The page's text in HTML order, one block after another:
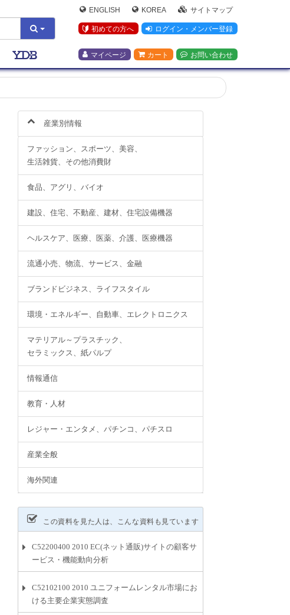
ENGLISH KOREA サイトマップ
初めての方へ ログイン・メンバー登録
マイページ カート お問い合わせ
産業別情報
ファッション、スポーツ、美容、
生活雑貨、その他消費財
食品、アグリ、バイオ
建設、住宅、不動産、建材、住宅設備機器
ヘルスケア、医療、医薬、介護、医療機器
流通小売、物流、サービス、金融
ブランドビジネス、ライフスタイル
環境・エネルギー、自動車、エレクトロニクス
マテリアル～プラスチック、
セラミックス、紙パルプ
情報通信
教育・人材
レジャー・エンタメ、パチンコ、パチスロ
産業全般
海外関連
この資料を見た人は、こんな資料も見ています
C52200400 2010 EC(ネット通販)サイトの顧客サ
ービス・機能動向分析
C52102100 2010 ユニフォームレンタル市場にお
ける主要企業実態調査